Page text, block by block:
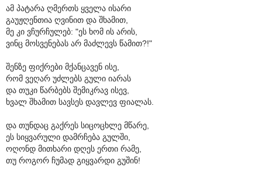
ამ პატარა ღმერთს ყველა ისარი
გაუჟღენთია ღვინით და შხამით,
მე კი ვჩურჩულებ: "ეს ხომ ის არის,
ვინც მოსვენებას არ მაძლევს წამით?!"
შენზე ფიქრები მქანცავენ ისე,
რომ ვეღარ უძლებს გული იარას
და თუკი წარბებს შემიკრავ ისევ,
ხვალ შხამით სავსეს დავლევ ფიალას.
და თუნდაც გაქრეს სიცოცხლე მწარე,
ეს სიყვარული დამრჩება გულში,
ოღონდ მითხარი დღეს ერთი რამე,
თუ როგორ ჩუმად გიყვარდი გუშინ!